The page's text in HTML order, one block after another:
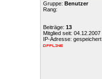
Gruppe: Benutzer
Rang:
Beiträge: 13
Mitglied seit: 04.12.2007
IP-Adresse: gespeichert